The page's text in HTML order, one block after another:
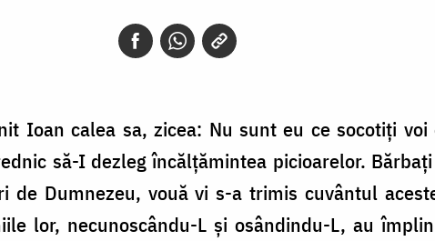
Ioan calea sa, zicea: Nu sunt eu ce socotiţi
să-I dezleg încălţămintea picioarelor.
de Dumnezeu, vouă vi s-a trimis cuvântul
lor, necunoscându-L şi osândindu-L, au